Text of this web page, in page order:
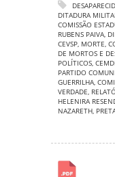
DITADURA
COMISSÃO
RUBENS PAIVA,
CEVSP, MORTE,
DE MORTOS E
POLÍTICOS,
PARTIDO
GUERRILHA,
VERDADE,
HELENIRA
NAZARETH,